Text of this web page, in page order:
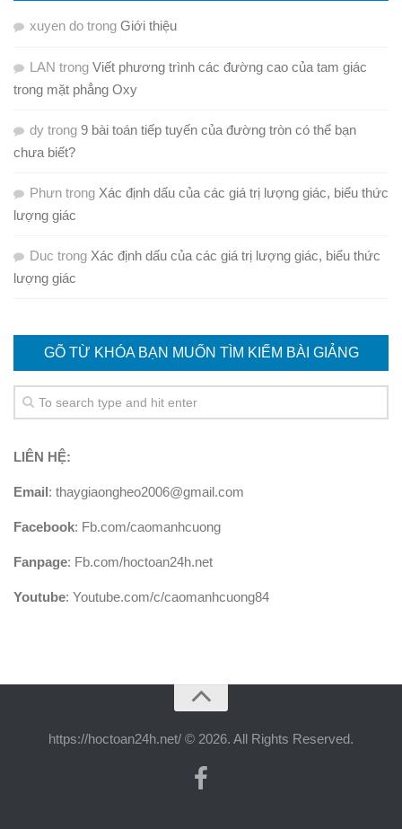
xuyen do trong Giới thiệu
LAN trong Viết phương trình các đường cao của tam giác
trong mặt phẳng Oxy
dy trong 9 bài toán tiếp tuyến của đường tròn có thể bạn
chưa biết?
Phưn trong Xác định dấu của các giá trị lượng giác, biểu thức
lượng giác
Duc trong Xác định dấu của các giá trị lượng giác, biểu thức
lượng giác
GÕ TỪ KHÓA BẠN MUỐN TÌM KIẾM BÀI GIẢNG
LIÊN HỆ:
Email: thaygiaongheo2006@gmail.com
Facebook: Fb.com/caomanhcuong
Fanpage: Fb.com/hoctoan24h.net
Youtube: Youtube.com/c/caomanhcuong84
https://hoctoan24h.net/ © 2026. All Rights Reserved.